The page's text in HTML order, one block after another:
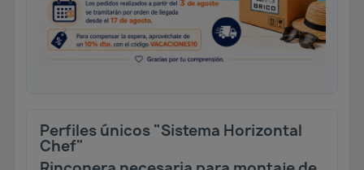
Perfiles únicos "Sistema Horizontal
Chef"